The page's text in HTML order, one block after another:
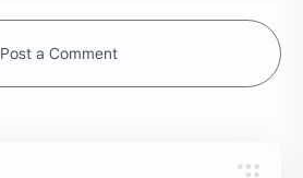
Post a Comment